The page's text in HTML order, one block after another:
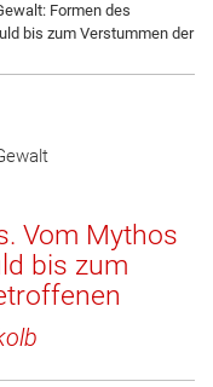
Formen des
bis zum Verstummen der
Vom Mythos
bis zum